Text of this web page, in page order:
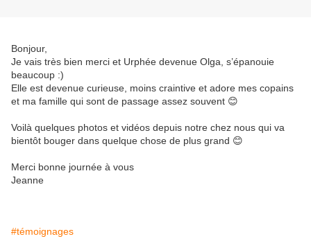
Bonjour,
Je vais très bien merci et Urphée devenue Olga, s’épanouie
beaucoup :)
Elle est devenue curieuse, moins craintive et adore mes copains
et ma famille qui sont de passage assez souvent 😊
Voilà quelques photos et vidéos depuis notre chez nous qui va
bientôt bouger dans quelque chose de plus grand 😊
Merci bonne journée à vous
Jeanne
#témoignages